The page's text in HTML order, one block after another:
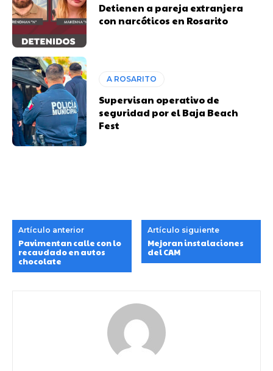
Detienen a pareja extranjera
con narcóticos en Rosarito
A ROSARITO
Supervisan operativo de
seguridad por el Baja Beach
Fest
Artículo anterior
Pavimentan calle con lo
recaudado en autos
chocolate
Artículo siguiente
Mejoran instalaciones
del CAM